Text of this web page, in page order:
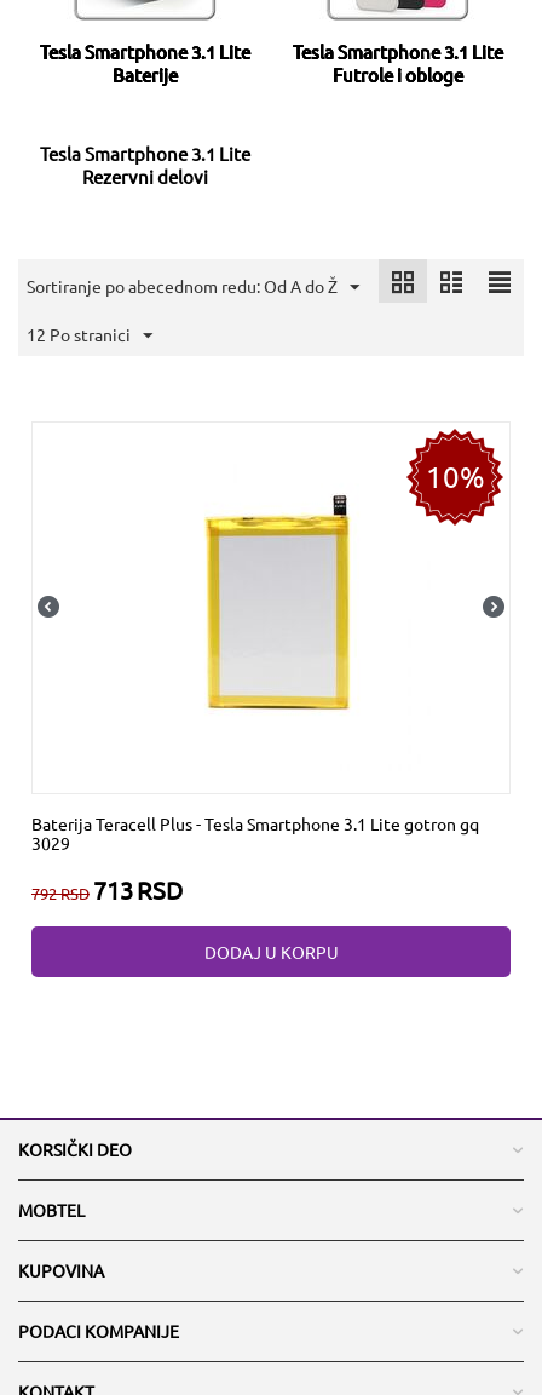
Tesla Smartphone 3.1 Lite
Baterije
Tesla Smartphone 3.1 Lite
Futrole i obloge
Tesla Smartphone 3.1 Lite
Rezervni delovi
Sortiranje po abecednom redu: Od A do Ž
12 Po stranici
10%
Baterija Teracell Plus - Tesla Smartphone 3.1 Lite gotron gq
3029
792RSD 713RSD
DODAJ U KORPU
KORSIČKI DEO
MOBTEL
KUPOVINA
PODACI KOMPANIJE